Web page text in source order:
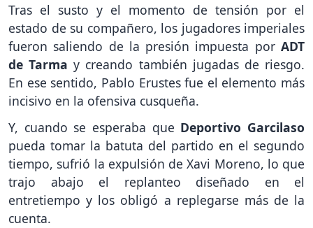
Tras el susto y el momento de tensión por el
estado de su compañero, los jugadores imperiales
fueron saliendo de la presión impuesta por ADT
de Tarma y creando también jugadas de riesgo.
En ese sentido, Pablo Erustes fue el elemento más
incisivo en la ofensiva cusqueña.
Y, cuando se esperaba que Deportivo Garcilaso
pueda tomar la batuta del partido en el segundo
tiempo, sufrió la expulsión de Xavi Moreno, lo que
trajo abajo el replanteo diseñado en el
entretiempo y los obligó a replegarse más de la
cuenta.